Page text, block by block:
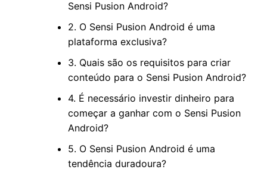
Sensi Pusion Android?
2. O Sensi Pusion Android é uma
plataforma exclusiva?
3. Quais são os requisitos para criar
conteúdo para o Sensi Pusion Android?
4. É necessário investir dinheiro para
começar a ganhar com o Sensi Pusion
Android?
5. O Sensi Pusion Android é uma
tendência duradoura?